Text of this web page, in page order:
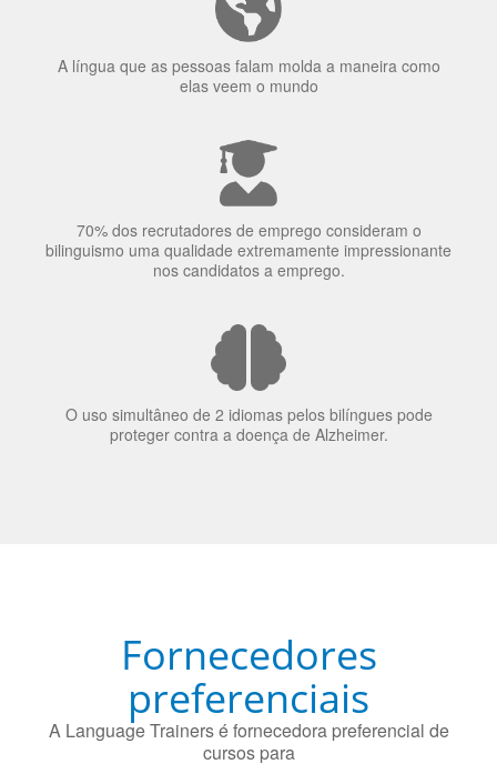
A língua que as pessoas falam molda a maneira como
elas veem o mundo
70% dos recrutadores de emprego consideram o
bilinguismo uma qualidade extremamente impressionante
O uso simultâneo de 2 idiomas pelos bilíngues pode
proteger contra a doença de Alzheimer.
preferenciais
A Language Trainers é fornecedora preferencial de
cursos para